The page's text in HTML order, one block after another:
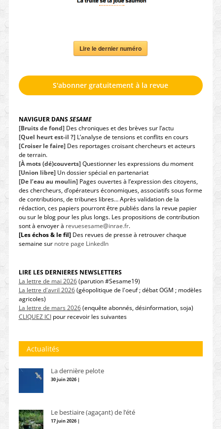
Lire le dernier numéro
S'abonner gratuitement à la revue
NAVIGUER DANSSESAME
[Bruits de fond]Des chroniques et des brèves sur l’actu
[Quel heurt est-il ?]L’analyse de tensions et conflits en cours
[Croiser le faire]Des reportages croisant chercheurs et acteurs
de terrain.
[À mots (dé)couverts]Questionner les expressions du moment
[Union libre]Un dossier spécial en partenariat
[De l’eau au moulin]Pages ouvertes à l’expression des citoyens,
des chercheurs, d’opérateurs économiques, associatifs sous forme
de contributions, de tribunes libres… Après validation de la
rédaction, ces papiers pourront être publiés dans la revue papier
ou sur le blog pour les plus longs. Les propositions de contribution
sont à envoyer à revuesesame@inrae.fr.
[Les échos & le fil]Des revues de presse à retrouver chaque
semaine sur notre page LinkedIn
LIRE LES DERNIERES NEWSLETTERS
La lettre de mai 2026(parution #Sesame19)
La lettre d'avril 2026(géopolitique de l'oeuf ; débat OGM ; modèles
agricoles)
La lettre de mars 2026(enquête abonnés, désinformation, soja)
CLIQUEZ ICIpour recevoir les suivantes
Actualités
La dernière pelote
30 juin 2026 |
Le bestiaire (agaçant) de l’été
17 juin 2026 |